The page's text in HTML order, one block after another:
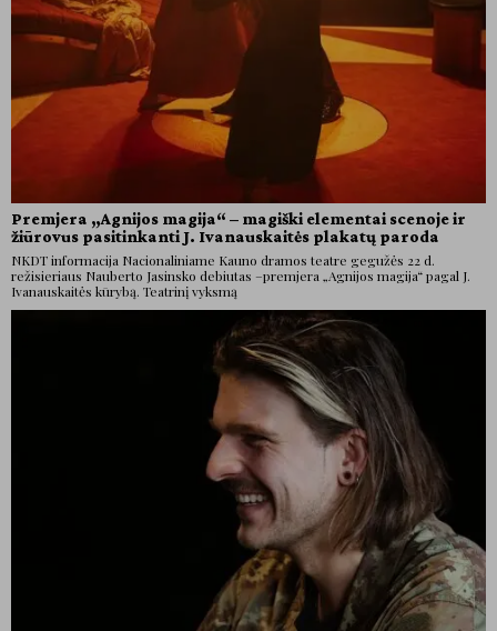
Premjera „Agnijos magija“ – magiški elementai scenoje ir
žiūrovus pasitinkanti J. Ivanauskaitės plakatų paroda
NKDT informacija Nacionaliniame Kauno dramos teatre gegužės 22 d.
režisieriaus Nauberto Jasinsko debiutas –premjera „Agnijos magija“ pagal J.
Ivanauskaitės kūrybą. Teatrinį vyksmą